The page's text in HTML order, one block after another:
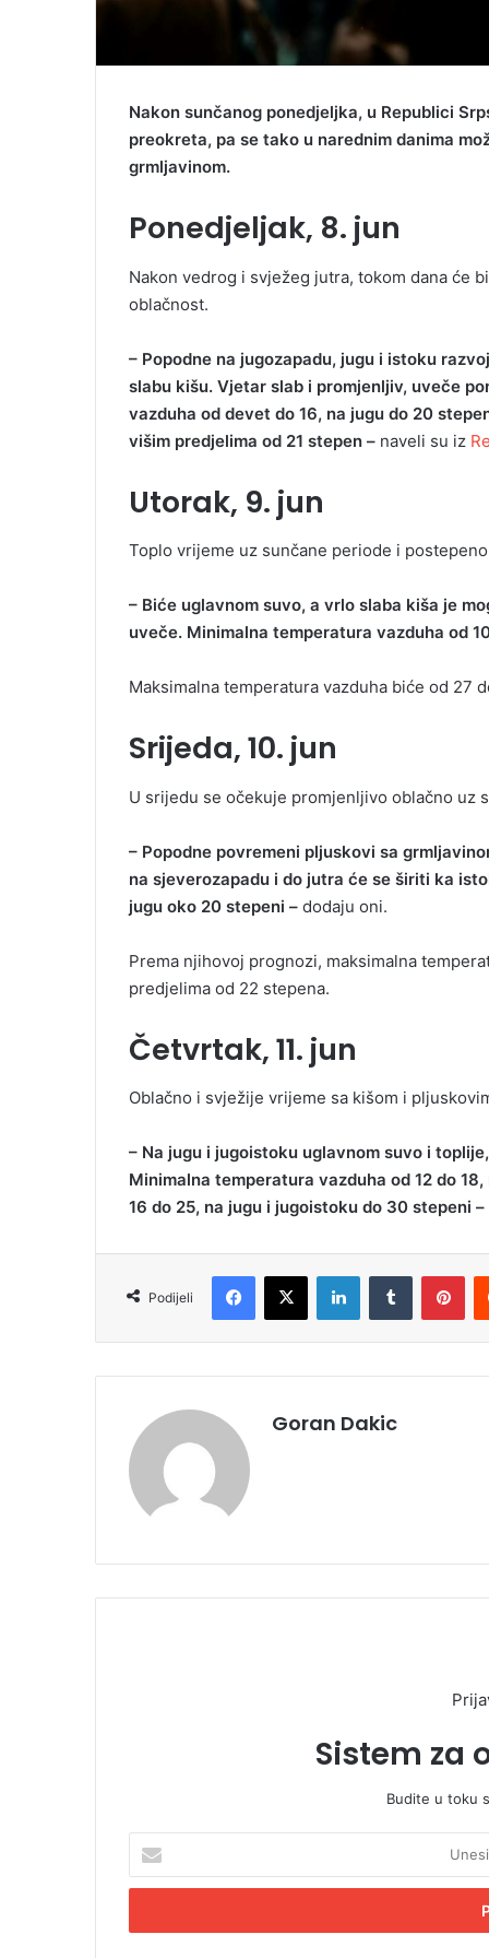
Nakon sunčanog ponedjeljka, u Republici
preokreta, pa se tako u narednim danima
grmljavinom.
Ponedjeljak, 8. jun
Nakon vedrog i svježeg jutra, tokom dana će
oblačnost.
– Popodne na jugozapadu, jugu i istoku
slabu kišu. Vjetar slab i promjenljiv, uveče
vazduha od devet do 16, na jugu do 20
višim predjelima od 21 stepen – naveli su iz
Utorak, 9. jun
Toplo vrijeme uz sunčane periode i
– Biće uglavnom suvo, a vrlo slaba kiša je
uveče. Minimalna temperatura vazduha od
Maksimalna temperatura vazduha biće od 27
Srijeda, 10. jun
U srijedu se očekuje promjenljivo oblačno uz
– Popodne povremeni pljuskovi sa
na sjeverozapadu i do jutra će se širiti ka
jugu oko 20 stepeni – dodaju oni.
Prema njihovoj prognozi, maksimalna
predjelima od 22 stepena.
Četvrtak, 11. jun
Oblačno i svježije vrijeme sa kišom i
– Na jugu i jugoistoku uglavnom suvo i
Minimalna temperatura vazduha od 12 do
16 do 25, na jugu i jugoistoku do 30 stepeni –
Podijeli
Goran Dakic
Sistem za
Budite u toku
e
i